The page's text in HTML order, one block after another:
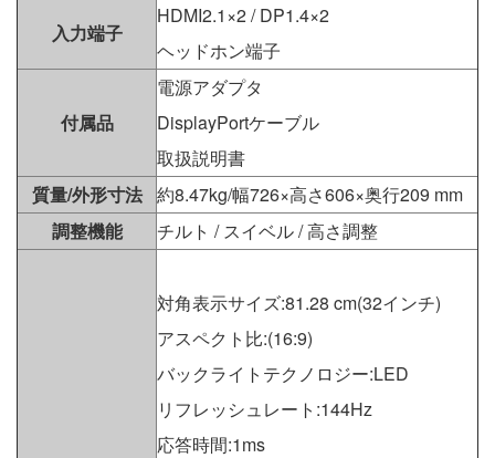
入力端子
HDMI2.1×2 / DP1.4×2
ヘッドホン端子
付属品
電源アダプタ
DisplayPortケーブル
取扱説明書
質量/外形寸法 約8.47kg/幅726×高さ606×奥行209 mm
調整機能
チルト / スイベル / 高さ調整
対角表示サイズ:81.28 cm(32インチ)
アスペクト比:(16:9)
バックライトテクノロジー:LED
リフレッシュレート:144Hz
応答時間:1ms